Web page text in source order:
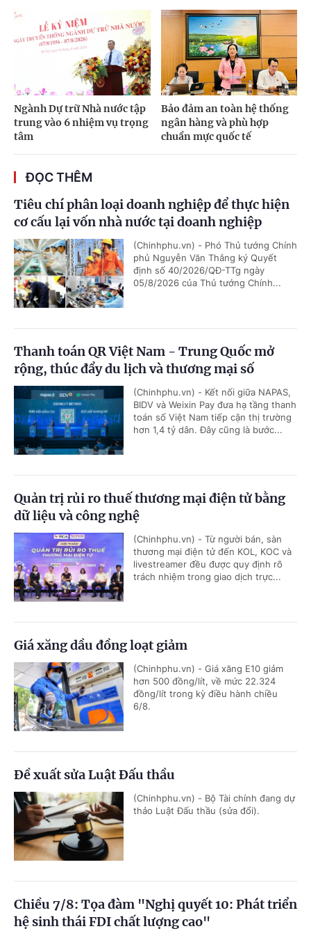
Ngành Dự trữ Nhà nước tập
trung vào 6 nhiệm vụ trọng
tâm
Bảo đảm an toàn hệ thống
ngân hàng và phù hợp
chuẩn mực quốc tế
ĐỌC THÊM
Tiêu chí phân loại doanh nghiệp để thực hiện
cơ cấu lại vốn nhà nước tại doanh nghiệp
(Chinhphu.vn) - Phó Thủ tướng Chính
phủ Nguyễn Văn Thắng ký Quyết
định số 40/2026/QĐ-TTg ngày
05/8/2026 của Thủ tướng Chính...
Thanh toán QR Việt Nam - Trung Quốc mở
rộng, thúc đẩy du lịch và thương mại số
(Chinhphu.vn) - Kết nối giữa NAPAS,
BIDV và Weixin Pay đưa hạ tầng thanh
toán số Việt Nam tiếp cận thị trường
hơn 1,4 tỷ dân. Đây cũng là bước...
Quản trị rủi ro thuế thương mại điện tử bằng
dữ liệu và công nghệ
(Chinhphu.vn) - Từ người bán, sàn
thương mại điện tử đến KOL, KOC và
livestreamer đều được quy định rõ
trách nhiệm trong giao dịch trực...
Giá xăng dầu đồng loạt giảm
(Chinhphu.vn) - Giá xăng E10 giảm
hơn 500 đồng/lít, về mức 22.324
đồng/lít trong kỳ điều hành chiều
6/8.
Đề xuất sửa Luật Đấu thầu
(Chinhphu.vn) - Bộ Tài chính đang dự
thảo Luật Đấu thầu (sửa đổi).
Chiều 7/8: Tọa đàm "Nghị quyết 10: Phát triển
hệ sinh thái FDI chất lượng cao"